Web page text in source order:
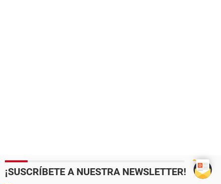
¡SUSCRÍBETE A NUESTRA NEWSLETTER!